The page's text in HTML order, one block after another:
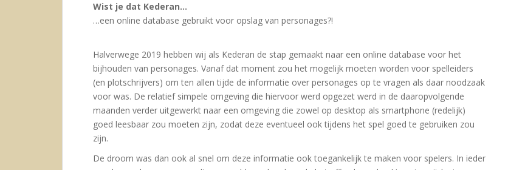
Wist je dat Kederan…
…een online database gebruikt voor opslag van personages?!
Halverwege 2019 hebben wij als Kederan de stap gemaakt naar een online database voor het
bijhouden van personages. Vanaf dat moment zou het mogelijk moeten worden voor spelleiders
(en plotschrijvers) om ten allen tijde de informatie over personages op te vragen als daar noodzaak
voor was. De relatief simpele omgeving die hiervoor werd opgezet werd in de daaropvolgende
maanden verder uitgewerkt naar een omgeving die zowel op desktop als smartphone (redelijk)
goed leesbaar zou moeten zijn, zodat deze eventueel ook tijdens het spel goed te gebruiken zou
zijn.
De droom was dan ook al snel om deze informatie ook toegankelijk te maken voor spelers. In ieder